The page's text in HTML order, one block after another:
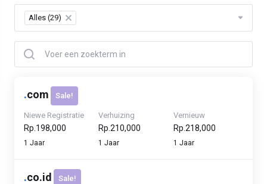
Alles (29) ×
.com Sale!
Niewe Registratie
Rp.198,000
1 Jaar
Verhuizing
Rp.210,000
1 Jaar
Vernieuw
Rp.218,000
1 Jaar
.co.id Sale!